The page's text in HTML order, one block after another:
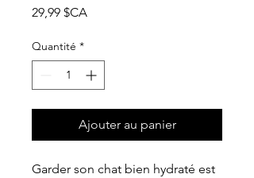
29,99 $CAPrix
Quantité *
Ajouter au panier
Garder son chat bien hydraté est